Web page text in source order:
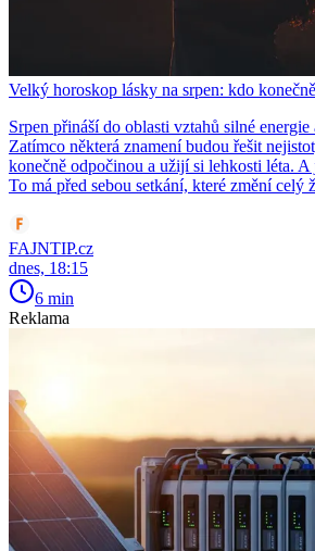
Velký horoskop lásky na srpen: kdo
Srpen přináší do oblasti vztahů silné energie
Zatímco některá znamení budou řešit
konečně odpočinou a užijí si lehkosti léta. A
To má před sebou setkání, které změní celý
FAJNTIP.cz
dnes, 18:15
6 min
Reklama